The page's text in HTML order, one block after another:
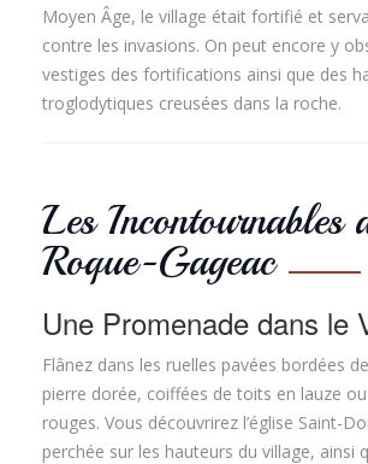
Moyen Âge, le village était fortifié et
contre les invasions. On peut encore y
vestiges des fortifications ainsi que des
troglodytiques creusées dans la roche.
Les Incontournables
Roque-Gageac
Une Promenade dans le
Flânez dans les ruelles pavées bordées
pierre dorée, coiffées de toits en lauze
rouges. Vous découvrirez l’église Saint-
perchée sur les hauteurs du village, ainsi